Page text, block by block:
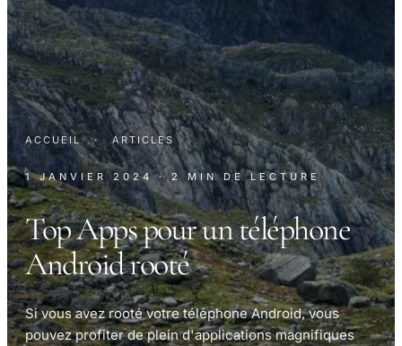
ACCUEIL · ARTICLES
1 JANVIER 2024 · 2 MIN DE LECTURE
Top Apps pour un téléphone
Android rooté
Si vous avez rooté votre téléphone Android, vous
pouvez profiter de plein d'applications magnifiques